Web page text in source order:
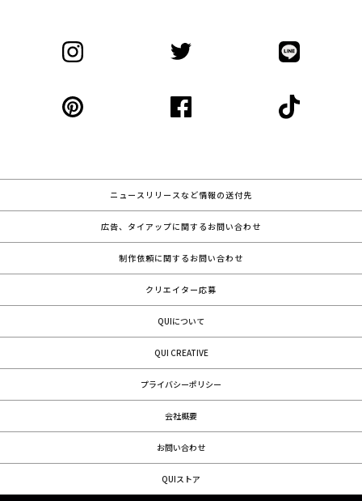
ニュースリリースなど情報の送付先
広告、タイアップに関するお問い合わせ
制作依頼に関するお問い合わせ
クリエイター応募
QUIについて
QUI CREATIVE
プライバシーポリシー
会社概要
お問い合わせ
QUIストア